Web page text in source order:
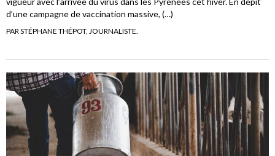
d’une campagne de vaccination massive, (…)
PAR STÉPHANE THÉPOT, JOURNALISTE.